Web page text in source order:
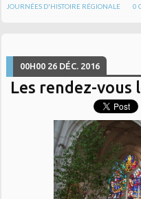
JOURNÉES D'HISTOIRE RÉGIONALE
0
00H00 26 DÉC. 2016
Les rendez-vous